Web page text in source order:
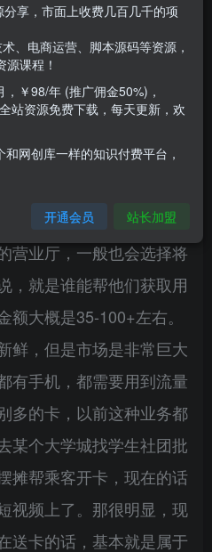
这几大运营商，每年都会
而这些绩效考核下放后最
营业厅，一般也会选择将
，就是谁能帮他们获取用
额大概是35-100+左右。
鲜，但是市场是非常巨大
有手机，都需要用到流量
多的卡，以前这种业务都
某个大学城找学生社团批
摊帮乘客开卡，现在的话
视频上了。那很明显，现
送卡的话，基本就是属于
享，市面上收费几百几千的项
、电商运营、脚本源码等资源，
课程！
￥98/年 (推广佣金50%)，
站资源免费下载，每天更新，欢
网创库一样的知识付费平台，
开通会员 站长加盟